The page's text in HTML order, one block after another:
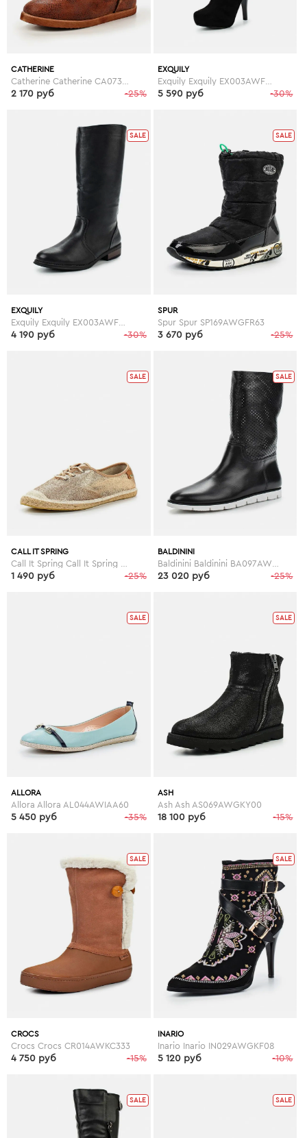
CATHERINE
-25%
2 170 руб
EXQUILY
Exquily Exquily EX003AWFWW42
-30%
5 590 руб
SALE
EXQUILY
-30%
4 190 руб
SALE
SPUR
Spur Spur SP169AWGFR63
-25%
3 670 руб
SALE
CALL IT SPRING
-25%
1 490 руб
SALE
BALDININI
-25%
23 020 руб
SALE
ALLORA
Allora Allora AL044AWIAA60
-35%
5 450 руб
SALE
ASH
Ash Ash AS069AWGKY00
-15%
18 100 руб
SALE
CROCS
Crocs Crocs CR014AWKC333
-15%
4 750 руб
SALE
INARIO
Inario Inario IN029AWGKF08
-10%
5 120 руб
SALE SALE